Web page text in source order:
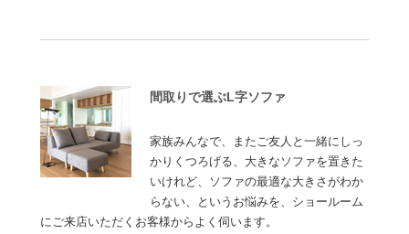
間取りで選ぶL字ソファ
家族みんなで、またご友人と一緒にしっ
かりくつろげる、大きなソファを置きた
いけれど、ソファの最適な大きさがわか
らない、というお悩みを、ショールーム
にご来店いただくお客様からよく伺います。